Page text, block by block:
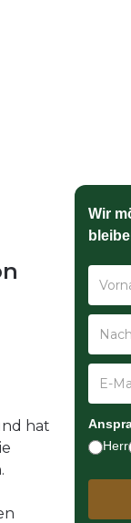
hat
Wir
Herr